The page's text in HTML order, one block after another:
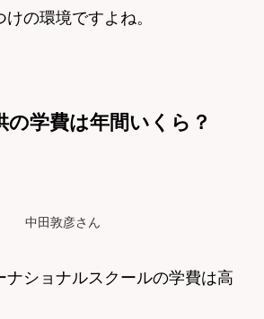
の環境ですよね。
の学費は年間いくら？
中田敦彦さん
ナショナルスクールの学費は高